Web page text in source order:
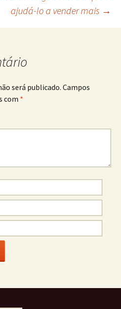
ajudá-lo a vender mais →
será publicado. Campos
com *